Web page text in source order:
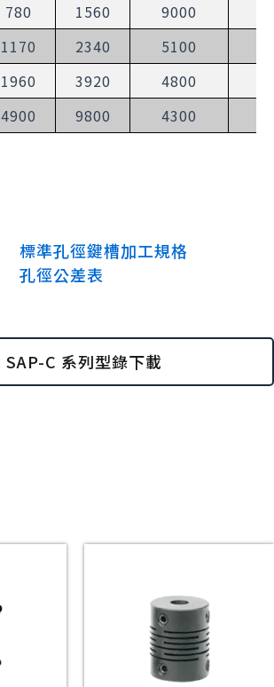
780 1560 9000
1170 2340 5100
1960 3920 4800
4900 9800 4300
標準孔徑鍵槽加工規格
孔徑公差表
SAP-C 系列型錄下載